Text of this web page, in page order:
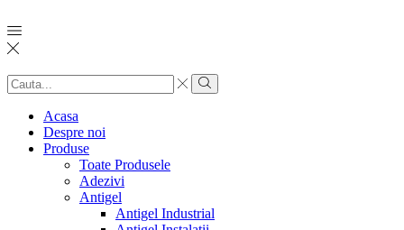
Search
input
Search
Acasa
Despre noi
Produse
Toate Produsele
Adezivi
Antigel
Antigel Industrial